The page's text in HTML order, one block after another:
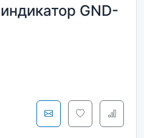
GND-